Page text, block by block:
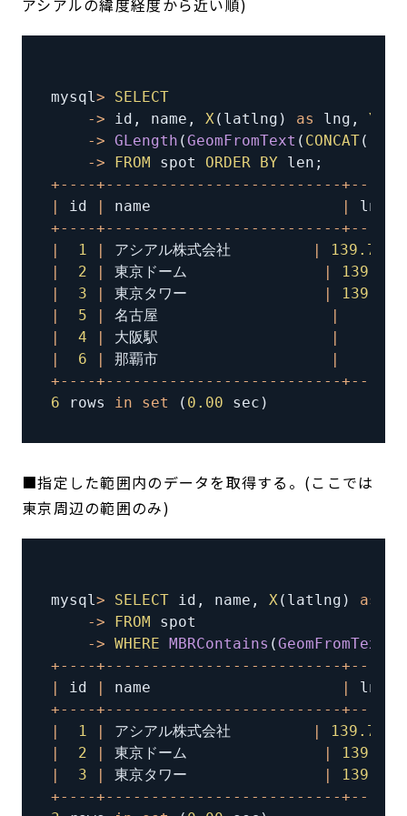
アシアルの緯度経度から近い順)
mysql>
SELECT
-> id , name , X( latlng ) as lng , Y
-> GLength (GeomFromText ( CONCAT(
-> FROM spot ORDER BY len ;
+-- --+-- -- -- -- -- -- -- -- -- -- -- -- --+--
id name
+-- --+-- -- -- -- -- -- -- -- -- -- -- -- --+--
1 アシアル株式会社
2 東京ドーム
3 東京タワー
5 名古屋
4 大阪駅
6 那覇市
+-- --+-- -- -- -- -- -- -- -- -- -- -- -- --+--
6 rows in set ( 0.00 sec )
■指定した範囲内のデータを取得する。(ここでは
東京周辺の範囲のみ)
mysql> SELECT id , name , X( latlng ) as
-> FROM
-> WHERE MBRContains (GeomFromText
+-- --+-- -- -- -- -- -- -- -- -- -- -- -- --+--
|
id | name |
+-- --+-- -- -- -- -- -- -- -- -- -- -- -- --+--
|
1 | アシアル株式会社 |
|
2 | 東京ドーム |
|
3 | 東京タワー |
+-- --+-- -- -- -- -- -- -- -- -- -- -- -- --+--